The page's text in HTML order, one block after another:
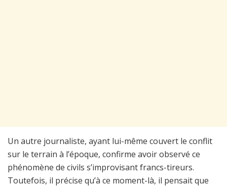
Un autre journaliste, ayant lui-même couvert le conflit
sur le terrain à l’époque, confirme avoir observé ce
phénomène de civils s’improvisant francs-tireurs.
Toutefois, il précise qu’à ce moment-là, il pensait que